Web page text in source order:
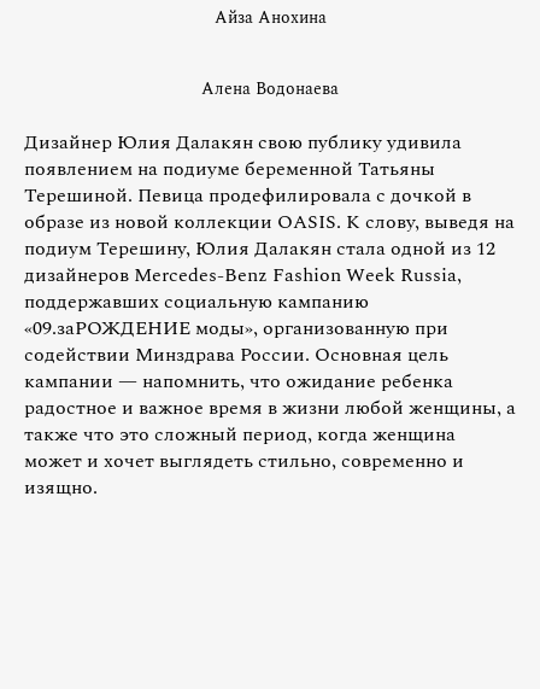
Айза Анохина
Алена Водонаева
Дизайнер Юлия Далакян свою публику удивила
появлением на подиуме беременной Татьяны
Терешиной. Певица продефилировала с дочкой в
образе из новой коллекции OASIS. К слову, выведя на
подиум Терешину, Юлия Далакян стала одной из 12
дизайнеров Mercedes-Benz Fashion Week Russia,
поддержавших социальную кампанию
«09.заРОЖДЕНИЕ моды», организованную при
содействии Минздрава России. Основная цель
кампании — напомнить, что ожидание ребенка
радостное и важное время в жизни любой женщины, а
также что это сложный период, когда женщина
может и хочет выглядеть стильно, современно и
изящно.